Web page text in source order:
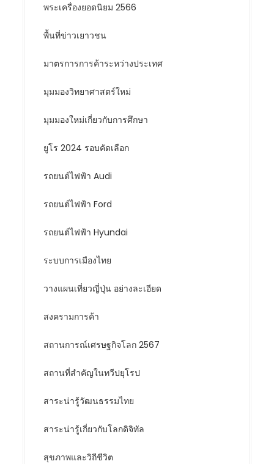
พระเครื่องยอดนิยม 2566
พื้นที่ข่าวเยาวชน
มาตรการการค้าระหว่างประเทศ
มุมมองวิทยาศาสตร์ใหม่
มุมมองใหม่เกี่ยวกับการศึกษา
ยูโร 2024 รอบคัดเลือก
รถยนต์ไฟฟ้า Audi
รถยนต์ไฟฟ้า Ford
รถยนต์ไฟฟ้า Hyundai
ระบบการเมืองไทย
วางแผนเที่ยวญี่ปุ่น อย่างละเอียด
สงครามการค้า
สถานการณ์เศรษฐกิจโลก 2567
สถานที่สำคัญในทวีปยุโรป
สาระน่ารู้วัฒนธรรมไทย
สาระน่ารู้เกี่ยวกับโลกดิจิทัล
สุขภาพและวิถีชีวิต